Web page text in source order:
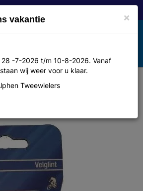
18-559 kunstst.flex
×
vakantie
28 -7-2026 t/m 10-8-2026. Vanaf
wij weer voor u klaar.
Tweewielers